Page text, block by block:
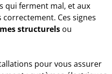
qui ferment mal, et aux
Ces signes
structurels ou
pour vous assurer